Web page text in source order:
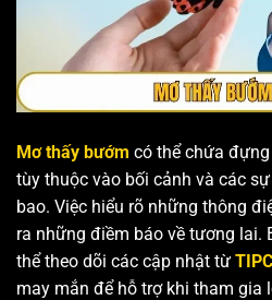
Mơ thấy bướm có thể chứa
tùy thuộc vào bối cảnh và các
bao. Việc hiểu rõ những thông
ra những điềm báo về tương lai.
thể theo dõi các cập nhật từ
may mắn để hỗ trợ khi tham gia